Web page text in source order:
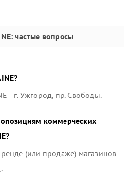
: частые вопросы
?
- г. Ужгород, пр. Свободы.
коммерческих
?
(или продаже) магазинов